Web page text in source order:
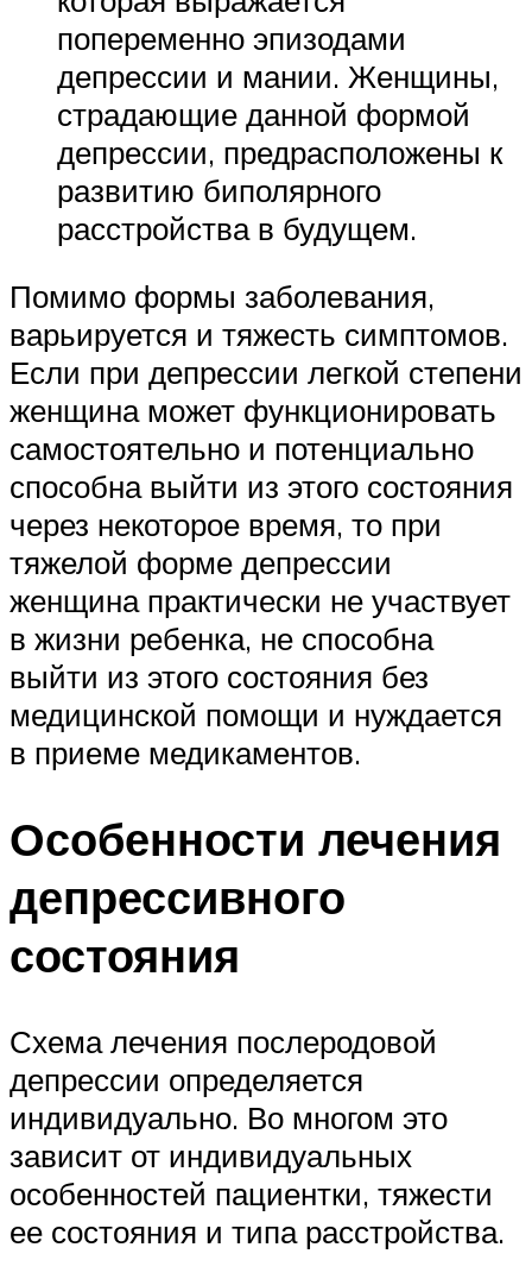
попеременно эпизодами
депрессии и мании. Женщины,
страдающие данной формой
депрессии, предрасположены к
развитию биполярного
расстройства в будущем.
Помимо формы заболевания,
варьируется и тяжесть симптомов.
Если при депрессии легкой степени
женщина может функционировать
самостоятельно и потенциально
способна выйти из этого состояния
через некоторое время, то при
тяжелой форме депрессии
женщина практически не участвует
в жизни ребенка, не способна
выйти из этого состояния без
медицинской помощи и нуждается
в приеме медикаментов.
Особенности лечения
депрессивного
состояния
Схема лечения послеродовой
депрессии определяется
индивидуально. Во многом это
зависит от индивидуальных
особенностей пациентки, тяжести
ее состояния и типа расстройства.